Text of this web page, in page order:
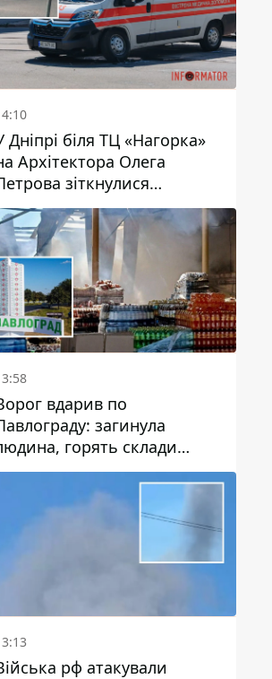
Дніпрі біля ТЦ «Нагорка»
Архітектора Олега
зіткнулися
та Toyota: трамваї
затримуються
вдарив по
загинула
горять склади
компаній та
рф атакували